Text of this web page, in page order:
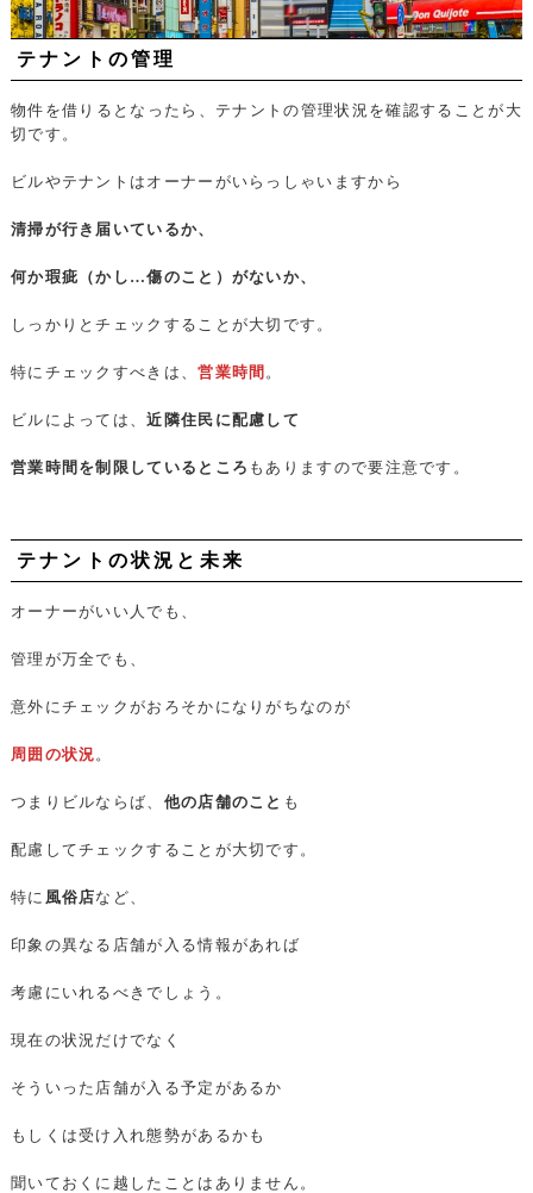
テナントの管理
物件を借りるとなったら、テナントの管理状況を確認することが大
切です。
ビルやテナントはオーナーがいらっしゃいますから
清掃が行き届いているか、
何か瑕疵（かし…傷のこと）がないか、
しっかりとチェックすることが大切です。
特にチェックすべきは、営業時間 。
ビルによっては、近隣住民に配慮して
営業時間を制限しているところ もありますので要注意です。
テナントの状況と未来
オーナーがいい人でも、
管理が万全でも、
意外にチェックがおろそかになりがちなのが
周囲の状況 。
つまりビルならば、 他の店舗のこと も
配慮してチェックすることが大切です。
特に 風俗店など、
印象の異なる店舗が入る情報があれば
考慮にいれるべきでしょう。
現在の状況だけでなく
そういった店舗が入る予定があるか
もしくは受け入れ態勢があるかも
聞いておくに越したことはありません。